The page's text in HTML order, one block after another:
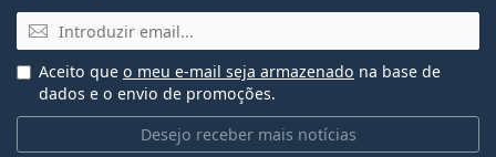
Email
Desejo receber mais notícias
Aceito que o meu e-mail seja armazenado na base de
dados e o envio de promoções.